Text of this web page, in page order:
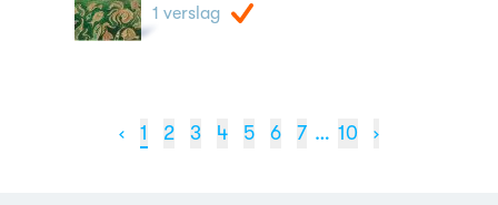
1 verslag
‹ 1 2 3 4 5 6 7 … 10 ›